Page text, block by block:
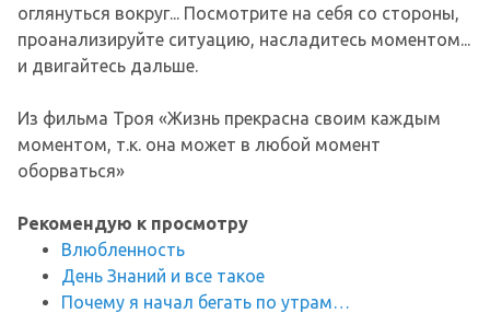
оглянуться вокруг... Посмотрите на себя со стороны,
проанализируйте ситуацию, насладитесь моментом...
и двигайтесь дальше.
Из фильма Троя «Жизнь прекрасна своим каждым
моментом, т.к. она может в любой момент
оборваться»
Рекомендую к просмотру
Влюбленность
День Знаний и все такое
Почему я начал бегать по утрам…